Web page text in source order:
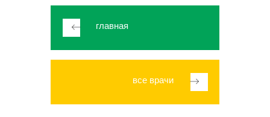
все врачи
главная